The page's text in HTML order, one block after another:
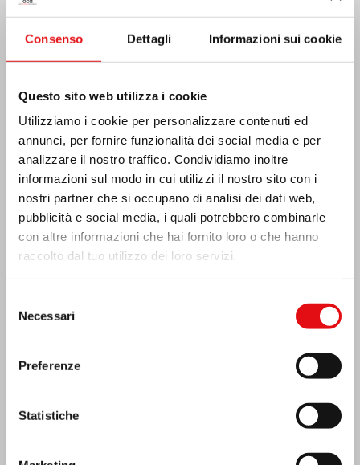
Consenso Dettagli Informazioni sui cookie
Questo sito web utilizza i cookie
Utilizziamo i cookie per personalizzare contenuti ed
annunci, per fornire funzionalità dei social media e per
analizzare il nostro traffico. Condividiamo inoltre
informazioni sul modo in cui utilizzi il nostro sito con i
nostri partner che si occupano di analisi dei dati web,
pubblicità e social media, i quali potrebbero combinarle
con altre informazioni che hai fornito loro o che hanno
raccolto dal tuo utilizzo dei loro servizi.
delNecessari
Preferenze
Statistiche
Costa d’Avorio: doppio Giubileo d’Argento